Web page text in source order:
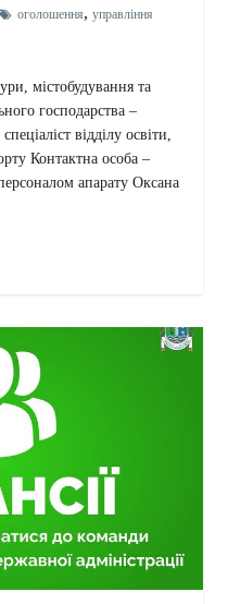
оголошення,управління
містобудування та
господарства –
відділу освіти,
Контактна особа –
апарату Оксана